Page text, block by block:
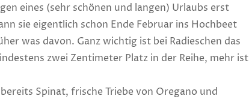
eines (sehr schönen und langen) Urlaubs erst
sie eigentlich schon Ende Februar ins Hochbeet
was davon. Ganz wichtig ist bei Radieschen das
zwei Zentimeter Platz in der Reihe, mehr ist
Spinat, frische Triebe von Oregano und